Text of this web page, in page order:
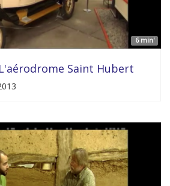
6 min'
Saint Hubert